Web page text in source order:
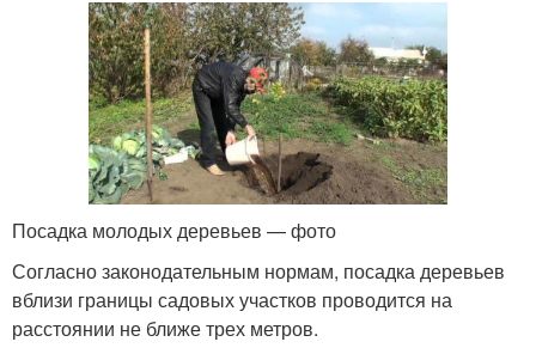
Посадка молодых деревьев — фото
Согласно законодательным нормам, посадка деревьев
вблизи границы садовых участков проводится на
расстоянии не ближе трех метров.